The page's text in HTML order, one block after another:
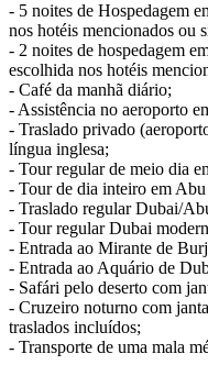
- 5 noites de Hospedagem
nos hotéis mencionados ou
- 2 noites de hospedagem
escolhida nos hotéis
- Café da manhã diário;
- Assistência no aeroporto
- Traslado privado
língua inglesa;
- Tour regular de meio dia
- Tour de dia inteiro em
- Traslado regular Dubai/
- Tour regular Dubai
- Entrada ao Mirante de
- Entrada ao Aquário de
- Safári pelo deserto com
- Cruzeiro noturno com
traslados incluídos;
- Transporte de uma mala